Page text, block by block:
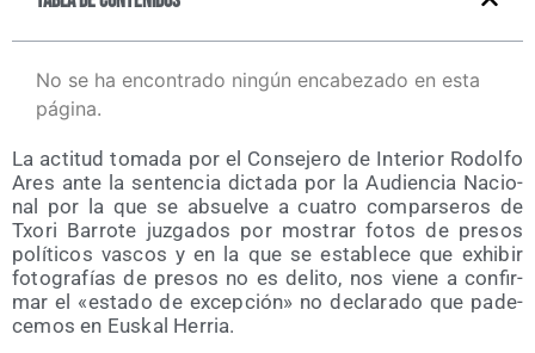
No se ha encontrado ningún encabezado en esta
página.
La acti­tud toma­da por el Con­se­je­ro de Inte­rior Rodol­fo
Ares ante la sen­ten­cia dic­ta­da por la Audien­cia Nacio­
nal por la que se absuel­ve a cua­tro com­par­se­ros de
Txo­ri Barro­te juz­ga­dos por mos­trar fotos de pre­sos
polí­ti­cos vas­cos y en la que se esta­ble­ce que exhi­bir
foto­gra­fías de pre­sos no es deli­to, nos vie­ne a con­fir­
mar el «esta­do de excep­ción» no decla­ra­do que pade­
ce­mos en Eus­kal Herria.